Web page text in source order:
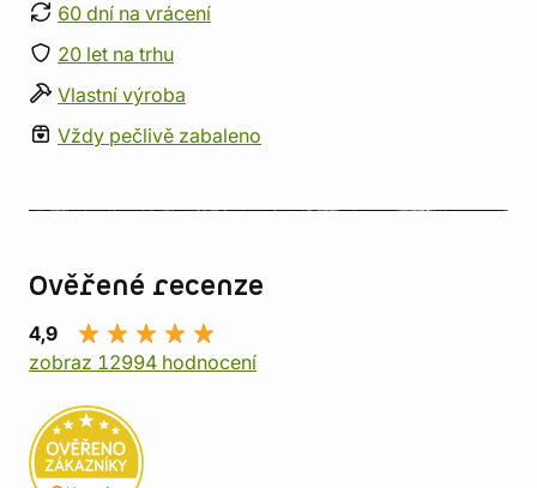
60 dní na vrácení
20 let na trhu
Vlastní výroba
Vždy pečlivě zabaleno
Ověřené recenze
4,9
zobraz 12994 hodnocení